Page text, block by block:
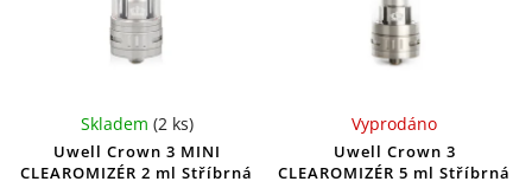
Uwell Crown 3 MINI
CLEAROMIZÉR 2 ml Stříbrná
Skladem (2 ks)
Uwell Crown 3
CLEAROMIZÉR 5 ml Stříbrná
Vyprodáno